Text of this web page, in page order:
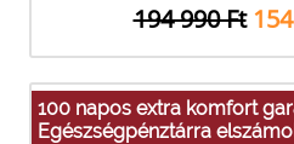
194 990 Ft
100 napos extra komfort
Egészségpénztárra